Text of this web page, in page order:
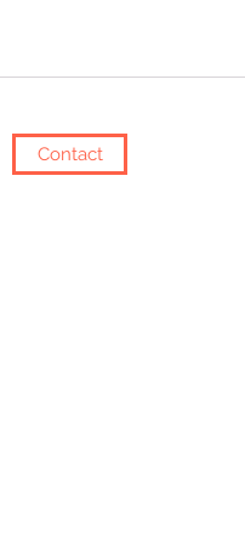
Contact